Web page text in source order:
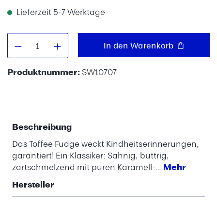
Lieferzeit 5-7 Werktage
Produkt Anzahl: Gib denIn den Warenkorb
Produktnummer:SW10707
Beschreibung
Das Toffee Fudge weckt Kindheitserinnerungen,
garantiert! Ein Klassiker: Sahnig, buttrig,
zartschmelzend mit puren Karamell-… Mehr
Hersteller